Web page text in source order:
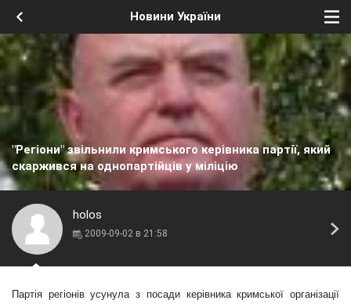
Новини України
"Регіони" звільнили кримського керівника партії, який
скаржився на однопартійців у міліцію
holos
2009-09-02 в 21:58
Партія регіонів усунула з посади керівника кримської організації